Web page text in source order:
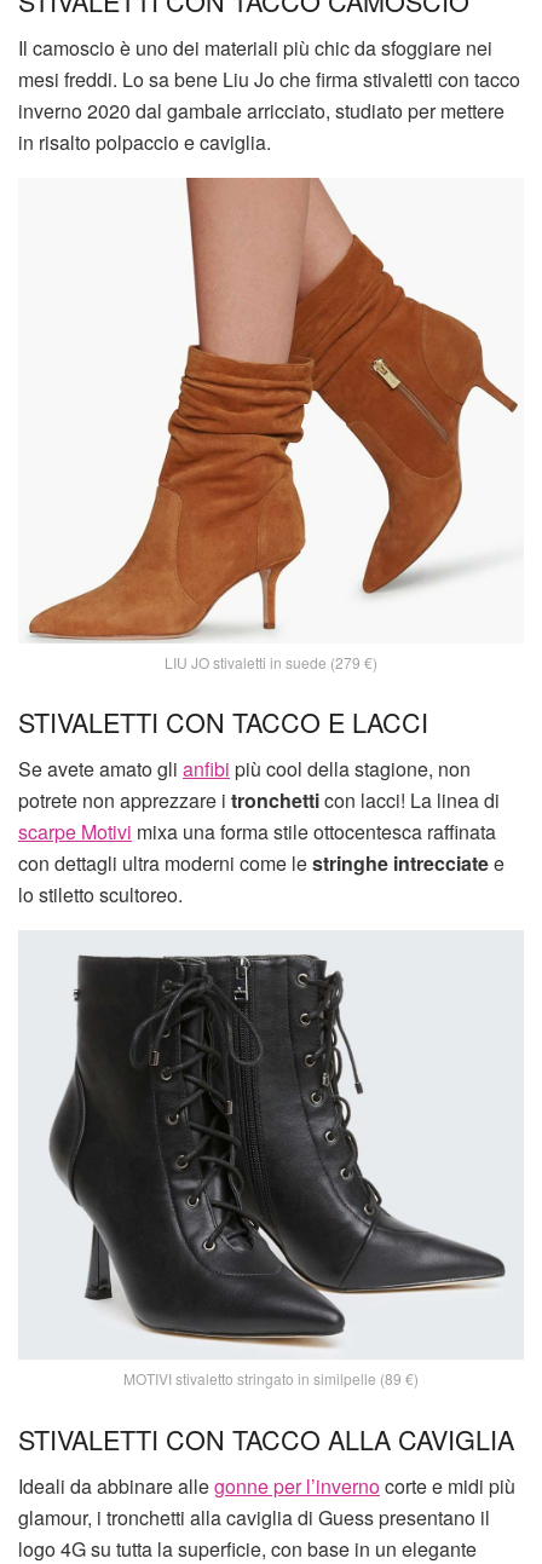
Il camoscio è uno dei materiali più chic da sfoggiare nei
mesi freddi. Lo sa bene Liu Jo che firma stivaletti con tacco
inverno 2020 dal gambale arricciato, studiato per mettere
in risalto polpaccio e caviglia.
LIU JO stivaletti in suede (279 €)
STIVALETTI CON TACCO E LACCI
Se avete amato gli anfibi più cool della stagione, non
potrete non apprezzare i tronchetticon lacci! La linea di
scarpe Motivi mixa una forma stile ottocentesca raffinata
con dettagli ultra moderni come lestringhe intrecciatee
lo stiletto scultoreo.
MOTIVI stivaletto stringato in similpelle (89 €)
STIVALETTI CON TACCO ALLA CAVIGLIA
Ideali da abbinare allegonne per l’invernocorte e midi più
glamour, i tronchetti alla caviglia di Guess presentano il
logo 4G su tutta la superficie, con base in un elegante